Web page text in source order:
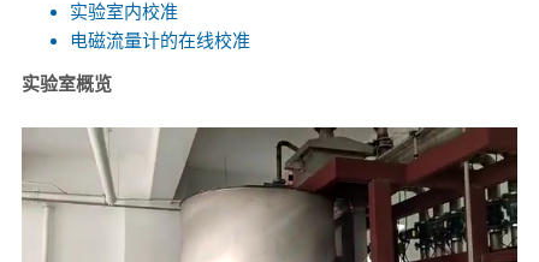
实验室内校准
电磁流量计的在线校准
实验室概览